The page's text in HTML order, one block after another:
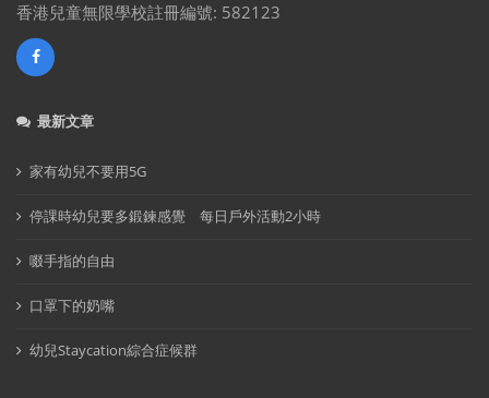
香港兒童無限學校註冊編號: 582123
最新文章
家有幼兒不要用5G
停課時幼兒要多鍛鍊感覺 每日戶外活動2小時
啜手指的自由
口罩下的奶嘴
幼兒Staycation綜合症候群